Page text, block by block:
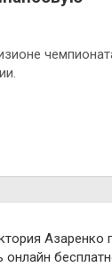
Азаренко
онлайн